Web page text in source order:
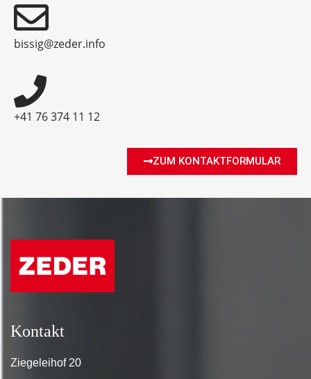
bissig@zeder.info
+41 76 374 11 12
ZUM KONTAKTFORMULAR
Kontakt
Ziegeleihof 20